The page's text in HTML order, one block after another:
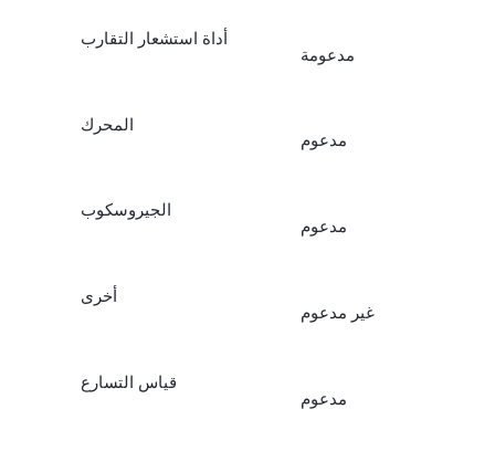
أداة استشعار التقارب
مدعومة
المحرك
مدعوم
الجيروسكوب
مدعوم
أخرى
غير مدعوم
قياس التسارع
مدعوم